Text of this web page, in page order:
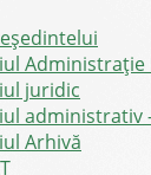
Administraţie
juridic
administrativ
Arhivă